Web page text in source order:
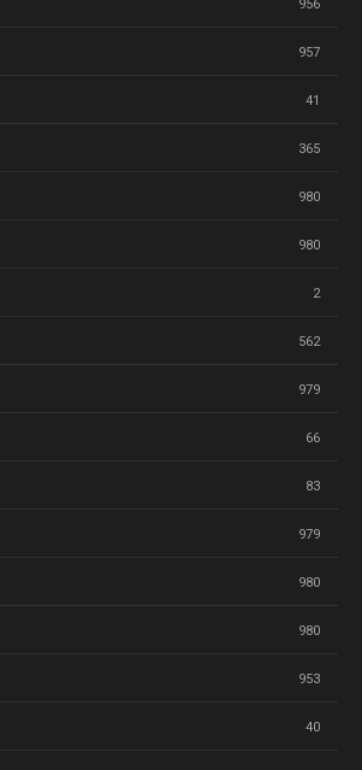
956
957
41
365
980
980
2
562
979
66
83
979
980
980
953
40